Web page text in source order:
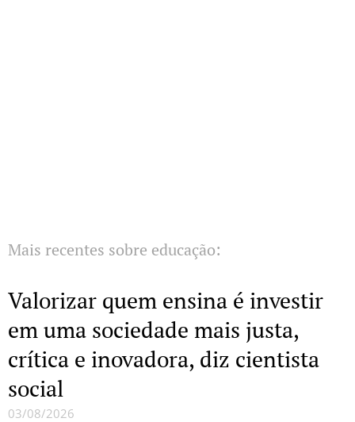
Mais recentes sobre educação:
Valorizar quem ensina é investir
em uma sociedade mais justa,
crítica e inovadora, diz cientista
social
03/08/2026